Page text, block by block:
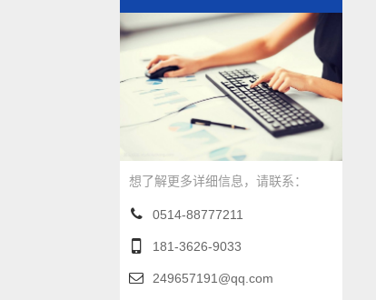
想了解更多详细信息，请联系：
0514-88777211
181-3626-9033
249657191@qq.com